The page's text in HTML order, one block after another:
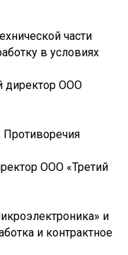
части
в условиях
директор ООО
Противоречия
ООО «Третий
и
и контрактное